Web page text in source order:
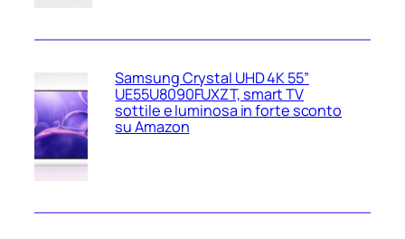
Samsung Crystal UHD 4K 55”
UE55U8090FUXZT, smart TV
sottile e luminosa in forte sconto
su Amazon